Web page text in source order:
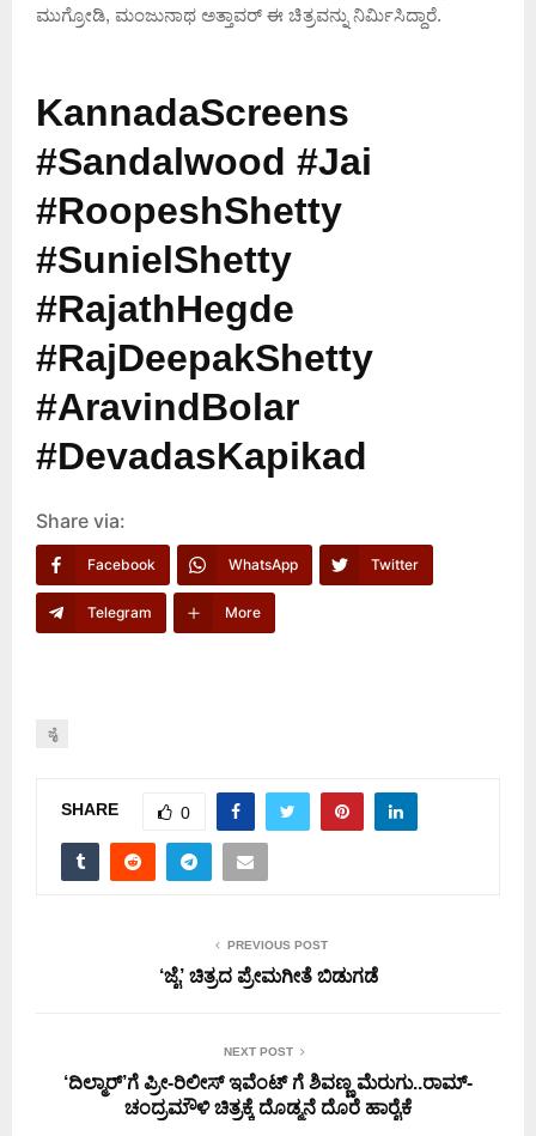
ಮುಗ್ರೋಡಿ, ಮಂಜುನಾಥ ಅತ್ತಾವರ್ ಈ ಚಿತ್ರವನ್ನು ನಿರ್ಮಿಸಿದ್ದಾರೆ.
KannadaScreens
#Sandalwood #Jai
#RoopeshShetty
#SunielShetty
#RajathHegde
#RajDeepakShetty
#AravindBolar
#DevadasKapikad
Share via:
Facebook WhatsApp Twitter
Telegram More
ಜೈ
SHARE 0
PREVIOUS POST
‘ಜೈ’ ಚಿತ್ರದ ಪ್ರೇಮಗೀತೆ ಬಿಡುಗಡೆ
NEXT POST
‘ದಿಲ್ಮಾರ್’ಗೆ ಪ್ರೀ-ರಿಲೀಸ್ ಇವೆಂಟ್ ಗೆ ಶಿವಣ್ಣ ಮೆರುಗು..ರಾಮ್-
ಚಂದ್ರಮೌಳಿ ಚಿತ್ರಕ್ಕೆ ದೊಡ್ಮನೆ‌ ದೊರೆ ಹಾರೈಕೆ